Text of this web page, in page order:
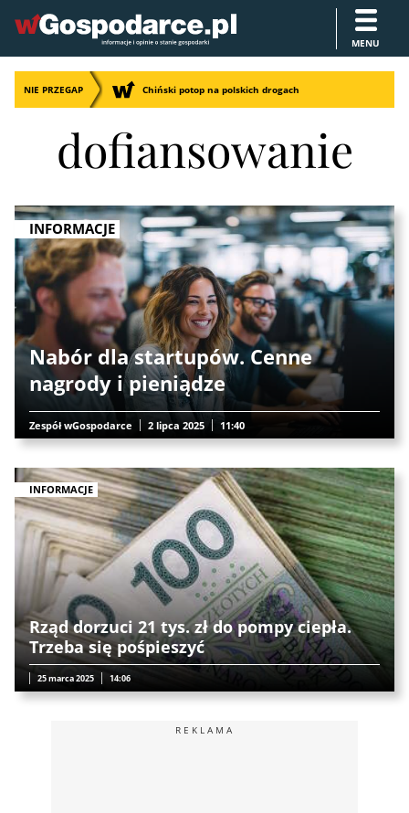
MENU
NIE PRZEGAP Chiński potop na polskich drogach
dofiansowanie
INFORMACJE
Nabór dla startupów. Cenne
nagrody i pieniądze
Zespół wGospodarce 2 lipca 2025 11:40
INFORMACJE
Rząd dorzuci 21 tys. zł do pompy ciepła.
Trzeba się pośpieszyć
25 marca 2025 14:06
REKLAMA